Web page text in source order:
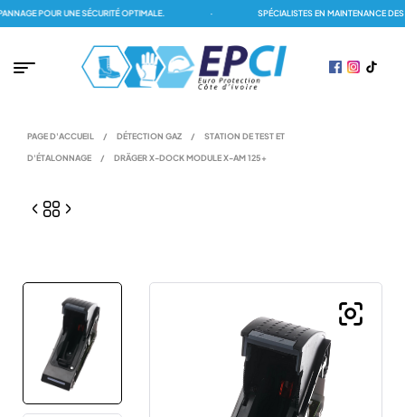
POUR UNE SÉCURITÉ OPTIMALE. SPÉCIALISTES EN MAINTENANCE DES
PAGE D'ACCUEIL / DÉTECTION GAZ / STATION DE TEST ET
D'ÉTALONNAGE / DRÄGER X-DOCK MODULE X-AM 125+